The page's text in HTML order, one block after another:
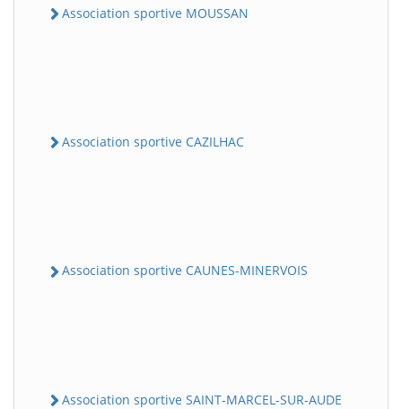
Association sportive MOUSSAN
Association sportive CAZILHAC
Association sportive CAUNES-MINERVOIS
Association sportive SAINT-MARCEL-SUR-AUDE